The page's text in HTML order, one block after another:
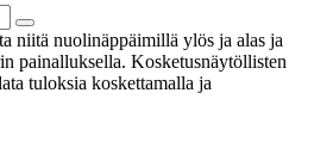
niitä nuolinäppäimillä ylös ja alas ja
painalluksella. Kosketusnäytöllisten
tuloksia koskettamalla ja